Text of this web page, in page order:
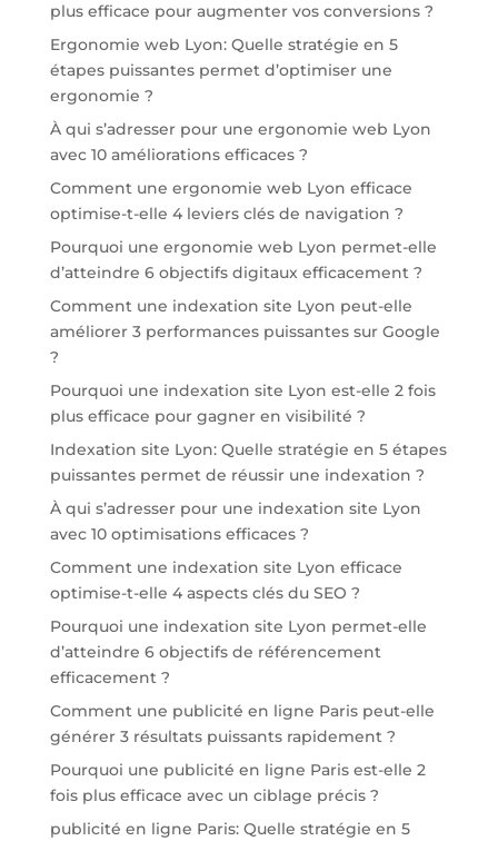
plus efficace pour augmenter vos conversions ?
Ergonomie web Lyon: Quelle stratégie en 5
étapes puissantes permet d’optimiser une
ergonomie ?
À qui s’adresser pour une ergonomie web Lyon
avec 10 améliorations efficaces ?
Comment une ergonomie web Lyon efficace
optimise-t-elle 4 leviers clés de navigation ?
Pourquoi une ergonomie web Lyon permet-elle
d’atteindre 6 objectifs digitaux efficacement ?
Comment une indexation site Lyon peut-elle
améliorer 3 performances puissantes sur Google
?
Pourquoi une indexation site Lyon est-elle 2 fois
plus efficace pour gagner en visibilité ?
Indexation site Lyon: Quelle stratégie en 5 étapes
puissantes permet de réussir une indexation ?
À qui s’adresser pour une indexation site Lyon
avec 10 optimisations efficaces ?
Comment une indexation site Lyon efficace
optimise-t-elle 4 aspects clés du SEO ?
Pourquoi une indexation site Lyon permet-elle
d’atteindre 6 objectifs de référencement
efficacement ?
Comment une publicité en ligne Paris peut-elle
générer 3 résultats puissants rapidement ?
Pourquoi une publicité en ligne Paris est-elle 2
fois plus efficace avec un ciblage précis ?
publicité en ligne Paris: Quelle stratégie en 5